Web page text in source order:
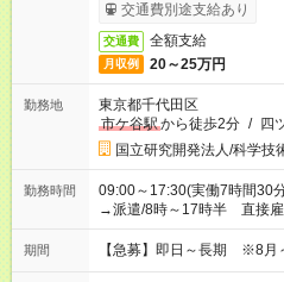
交通費別途支給あり
交通費 全額支給
月収例 20～25万円
勤務地
東京都千代田区
市ケ谷駅から徒歩2分 / 四
国立研究開発法人/科学技
勤務時間
09:00～17:30(実働7時間
→派遣/8時～17時半 直接雇
期間 【急募】即日～長期 ※8月